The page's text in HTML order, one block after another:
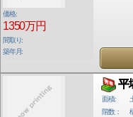
価格:
1350万円
間取り:
築年月:
平
面積:
階数：